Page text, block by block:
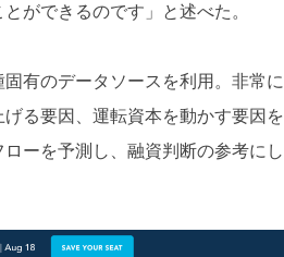
ができるのです」と述べた。
有のデータソースを利用。非常に
る要因、運転資本を動かす要因を
ーを予測し、融資判断の参考にし